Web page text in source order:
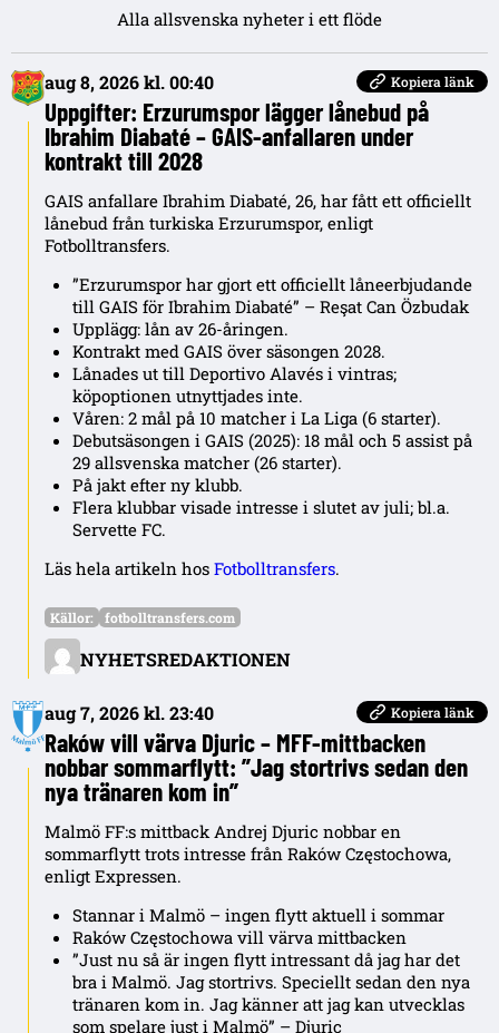
Alla allsvenska nyheter i ett flöde
aug 8, 2026 kl. 00:40 Kopiera länk
Uppgifter: Erzurumspor lägger lånebud på
Ibrahim Diabaté – GAIS-anfallaren under
kontrakt till 2028
GAIS anfallare Ibrahim Diabaté, 26, har fått ett officiellt
lånebud från turkiska Erzurumspor, enligt
Fotbolltransfers.
”Erzurumspor har gjort ett officiellt låneerbjudande
till GAIS för Ibrahim Diabaté” – Reşat Can Özbudak
Upplägg: lån av 26-åringen.
Kontrakt med GAIS över säsongen 2028.
Lånades ut till Deportivo Alavés i vintras;
köpoptionen utnyttjades inte.
Våren: 2 mål på 10 matcher i La Liga (6 starter).
Debutsäsongen i GAIS (2025): 18 mål och 5 assist på
29 allsvenska matcher (26 starter).
På jakt efter ny klubb.
Flera klubbar visade intresse i slutet av juli; bl.a.
Servette FC.
Läs hela artikeln hos Fotbolltransfers.
NYHETSREDAKTIONEN
Källor: fotbolltransfers.com
aug 7, 2026 kl. 23:40 Kopiera länk
Raków vill värva Djuric – MFF-mittbacken
nobbar sommarflytt: ”Jag stortrivs sedan den
nya tränaren kom in”
Malmö FF:s mittback Andrej Djuric nobbar en
sommarflytt trots intresse från Raków Częstochowa,
enligt Expressen.
Stannar i Malmö – ingen flytt aktuell i sommar
Raków Częstochowa vill värva mittbacken
”Just nu så är ingen flytt intressant då jag har det
bra i Malmö. Jag stortrivs. Speciellt sedan den nya
tränaren kom in. Jag känner att jag kan utvecklas
som spelare just i Malmö” – Djuric